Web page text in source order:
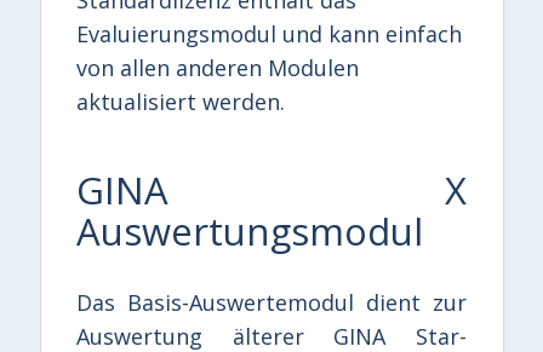
Evaluierungsmodul und kann einfach
von allen anderen Modulen
aktualisiert werden.
GINA X
Auswertungsmodul
Das Basis-Auswertemodul dient zur
Auswertung älterer GINA Star-